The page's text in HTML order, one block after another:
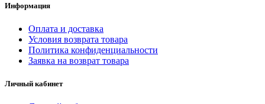
Информация
Оплата и доставка
Условия возврата товара
Политика конфиденциальности
Заявка на возврат товара
Личный кабинет